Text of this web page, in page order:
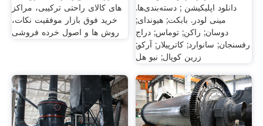
های کالای راحتی ترکیبی، مراکز
خرید فوق بازار موفقیت نکات،
روش ها و اصول خرده فروشی
دانلود اپلیکیشن ; دسته‌بندی‌ها.
مینی لودر. بابکت; هیوندای;
دوسان; راکن; توماس; دراج
رفسنجان; سانوارد; کاترپیلار; آرکو;
زرین کوپال; نیو هل